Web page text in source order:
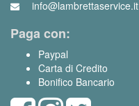
info@lambrettaservice.it
Paga con:
Paypal
Carta di Credito
Bonifico Bancario